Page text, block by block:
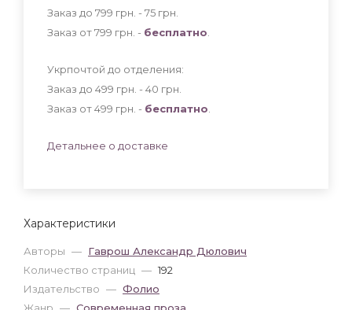
Характеристики
Авторы — Гаврош Александр Дюлович
Количество страниц — 192
Издательство — Фолио
Жанр — Современная проза
Заказ до 799 грн. - 75 грн
Заказ от 799 грн. - бесплатно
Укрпочтой до отделения:
Заказ до 499 грн. - 40 грн
Заказ от 499 грн. - бесплатно
Детальнее о доставке